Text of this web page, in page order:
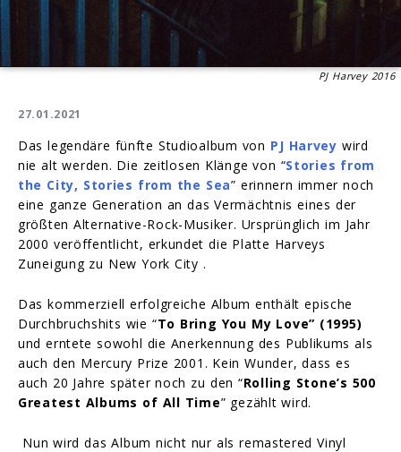
PJ Harvey 2016
27.01.2021
Das legendäre fünfte Studioalbum von PJ Harvey wird
nie alt werden. Die zeitlosen Klänge von “Stories from
the City, Stories from the Sea” erinnern immer noch
eine ganze Generation an das Vermächtnis eines der
größten Alternative-Rock-Musiker. Ursprünglich im Jahr
2000 veröffentlicht, erkundet die Platte Harveys
Zuneigung zu New York City .
Das kommerziell erfolgreiche Album enthält epische
Durchbruchshits wie “To Bring You My Love” (1995)
und erntete sowohl die Anerkennung des Publikums als
auch den Mercury Prize 2001. Kein Wunder, dass es
auch 20 Jahre später noch zu den “Rolling Stone’s 500
Greatest Albums of All Time” gezählt wird.
Nun wird das Album nicht nur als remastered Vinyl